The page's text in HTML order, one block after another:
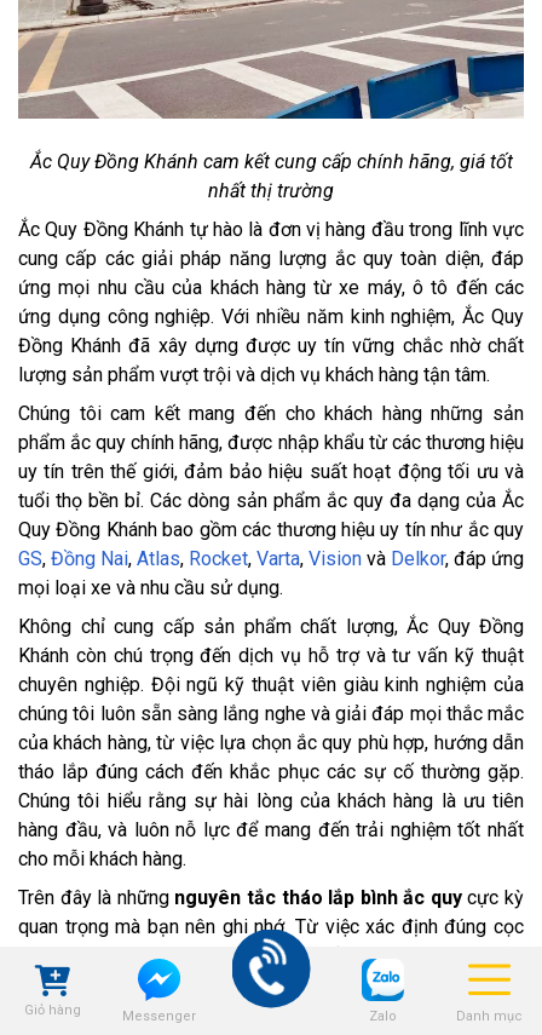
Giỏ hàng Messenger Zalo Danh mục
Ắc Quy Đồng Khánh cam kết cung cấp chính hãng, giá tốt
nhất thị trường
Ắc Quy Đồng Khánh tự hào là đơn vị hàng đầu trong lĩnh vực
cung cấp các giải pháp năng lượng ắc quy toàn diện, đáp
ứng mọi nhu cầu của khách hàng từ xe máy, ô tô đến các
ứng dụng công nghiệp. Với nhiều năm kinh nghiệm, Ắc Quy
Đồng Khánh đã xây dựng được uy tín vững chắc nhờ chất
lượng sản phẩm vượt trội và dịch vụ khách hàng tận tâm.
Chúng tôi cam kết mang đến cho khách hàng những sản
phẩm ắc quy chính hãng, được nhập khẩu từ các thương hiệu
uy tín trên thế giới, đảm bảo hiệu suất hoạt động tối ưu và
tuổi thọ bền bỉ. Các dòng sản phẩm ắc quy đa dạng của Ắc
Quy Đồng Khánh bao gồm các thương hiệu uy tín như ắc quy
GS, Đồng Nai, Atlas, Rocket, Varta, Vision và Delkor, đáp ứng
mọi loại xe và nhu cầu sử dụng.
Không chỉ cung cấp sản phẩm chất lượng, Ắc Quy Đồng
Khánh còn chú trọng đến dịch vụ hỗ trợ và tư vấn kỹ thuật
chuyên nghiệp. Đội ngũ kỹ thuật viên giàu kinh nghiệm của
chúng tôi luôn sẵn sàng lắng nghe và giải đáp mọi thắc mắc
của khách hàng, từ việc lựa chọn ắc quy phù hợp, hướng dẫn
tháo lắp đúng cách đến khắc phục các sự cố thường gặp.
Chúng tôi hiểu rằng sự hài lòng của khách hàng là ưu tiên
hàng đầu, và luôn nỗ lực để mang đến trải nghiệm tốt nhất
cho mỗi khách hàng.
Trên đây là những nguyên tắc tháo lắp bình ắc quycực kỳ
quan trọng mà bạn nên ghi nhớ. Từ việc xác định đúng cọc
âm dương, tuân thủ thứ tự tháo lắp, đến việc lựa chọn loại ắc
quy phù hợp và khắc phục các sự cố thường gặp, mỗi bước
đều đòi hỏi sự cẩn trọng và tỉ mỉ. Việc tuân thủ nghiêm ngặt